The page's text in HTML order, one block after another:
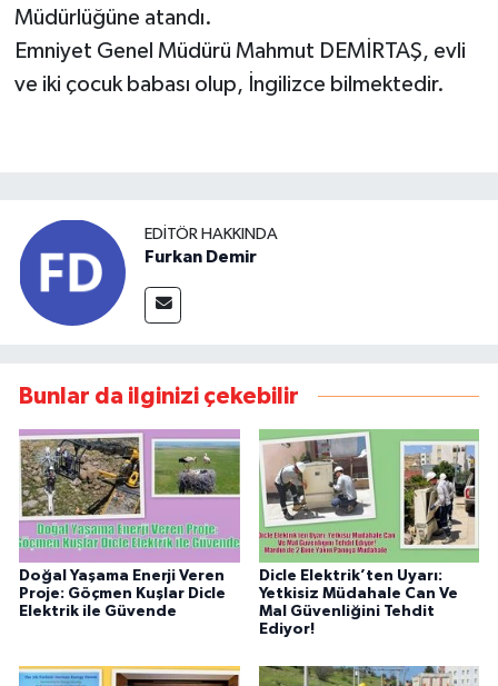
Müdürlüğüne atandı.
Emniyet Genel Müdürü Mahmut DEMİRTAŞ, evli
ve iki çocuk babası olup, İngilizce bilmektedir.
EDITÖR HAKKINDA
Furkan Demir
Bunlar da ilginizi çekebilir
Doğal Yaşama Enerji Veren
Proje: Göçmen Kuşlar Dicle
Elektrik ile Güvende
Dicle Elektrik’ten Uyarı:
Yetkisiz Müdahale Can Ve
Mal Güvenliğini Tehdit
Ediyor!